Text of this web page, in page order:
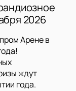
2026
Арене в
ждут
года.